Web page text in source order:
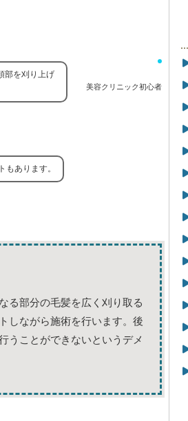
美容クリニック初心者
部を刈り上げ
あります。
る部分の毛髪を広く刈り取る
しながら施術を行います。後
うことができないというデメ